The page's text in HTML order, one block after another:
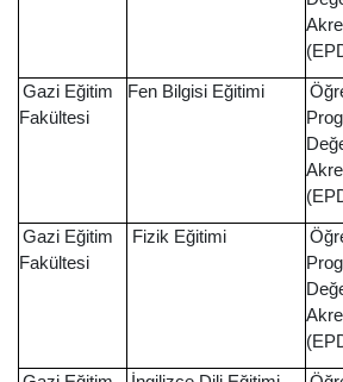
Gazi Eğitim
Fakültesi
Fen Bilgisi Eğitimi
Gazi Eğitim
Fakültesi
Fizik Eğitimi